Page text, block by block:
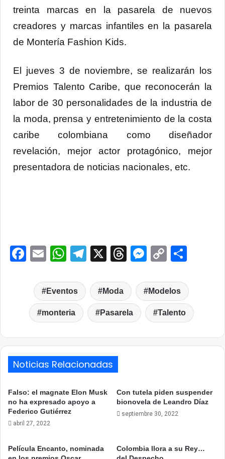
treinta marcas en la pasarela de nuevos
creadores y marcas infantiles en la pasarela
de Montería Fashion Kids.
El jueves 3 de noviembre, se realizarán los
Premios Talento Caribe, que reconocerán la
labor de 30 personalidades de la industria de
la moda, prensa y entretenimiento de la costa
caribe colombiana como diseñador
revelación, mejor actor protagónico, mejor
presentadora de noticias nacionales, etc.
Facebook
EmailWhatsApp
Telegram
X ThreadsCopy
Eventos Moda Modelos
monteria Pasarela Talento
Noticias Relacionadas
Falso: el magnate Elon Musk
no ha expresado apoyo a
Federico Gutiérrez
abril 27, 2022
Con tutela piden suspender
bionovela de Leandro Díaz
septiembre 30, 2022
Película Encanto, nominada
Colombia llora a su Rey…